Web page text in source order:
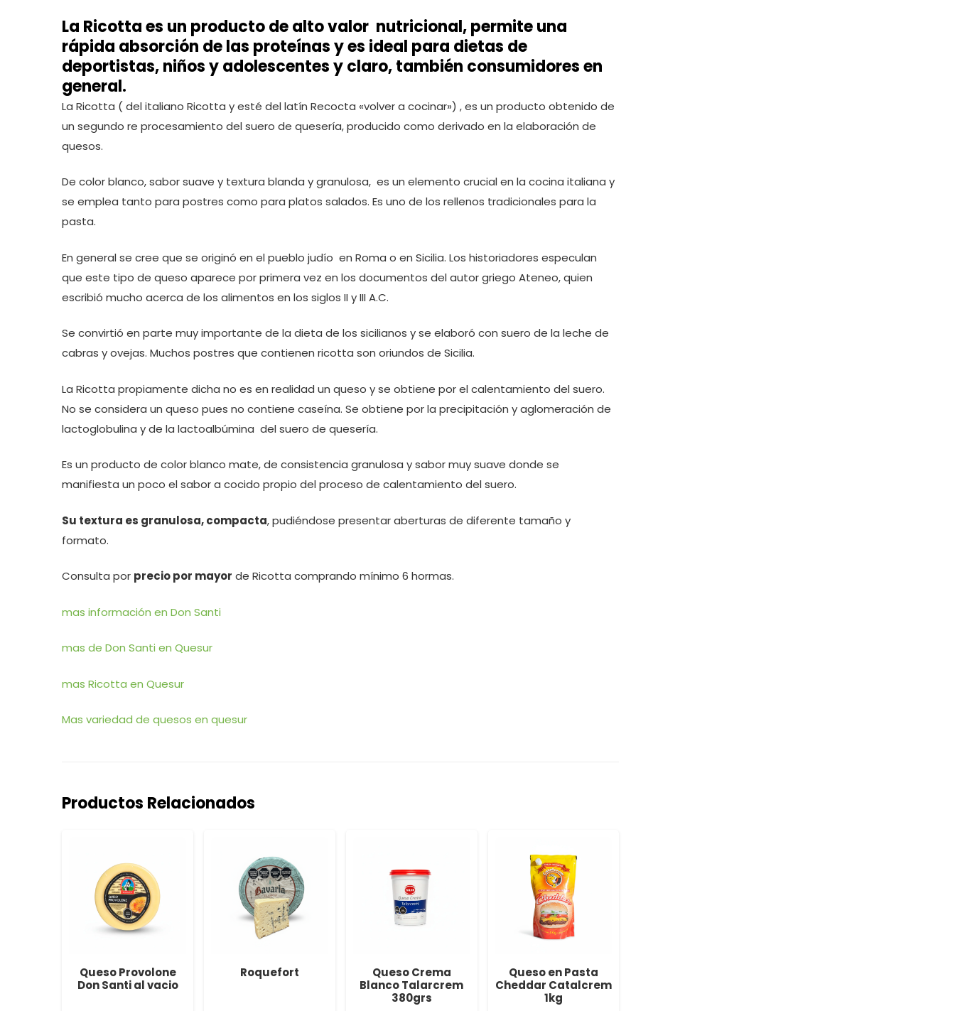
La Ricotta es un producto de alto valor nutricional, permite una
rápida absorción de las proteínas y es ideal para dietas de
deportistas, niños y adolescentes y claro, también consumidores en
general.
La Ricotta ( del italiano Ricotta y esté del latín Recocta «volver a cocinar») , es un producto obtenido de
un segundo re procesamiento del suero de quesería, producido como derivado en la elaboración de
quesos.
De color blanco, sabor suave y textura blanda y granulosa, es un elemento crucial en la cocina italiana y
se emplea tanto para postres como para platos salados. Es uno de los rellenos tradicionales para la
pasta.
En general se cree que se originó en el pueblo judío en Roma o en Sicilia. Los historiadores especulan
que este tipo de queso aparece por primera vez en los documentos del autor griego Ateneo, quien
escribió mucho acerca de los alimentos en los siglos II y III A.C.
Se convirtió en parte muy importante de la dieta de los sicilianos y se elaboró con suero de la leche de
cabras y ovejas. Muchos postres que contienen ricotta son oriundos de Sicilia.
La Ricotta propiamente dicha no es en realidad un queso y se obtiene por el calentamiento del suero.
No se considera un queso pues no contiene caseína. Se obtiene por la precipitación y aglomeración de
lactoglobulina y de la lactoalbúmina del suero de quesería.
Es un producto de color blanco mate, de consistencia granulosa y sabor muy suave donde se
manifiesta un poco el sabor a cocido propio del proceso de calentamiento del suero.
Su textura es granulosa, compacta, pudiéndose presentar aberturas de diferente tamaño y
formato.
Consulta por precio por mayor de Ricotta comprando mínimo 6 hormas.
mas información en Don Santi
mas de Don Santi en Quesur
mas Ricotta en Quesur
Mas variedad de quesos en quesur
Productos Relacionados
Queso Provolone
Don Santi al vacio
Roquefort
Queso Crema
Blanco Talarcrem
380grs
Queso en Pasta
Cheddar Catalcrem
1kg